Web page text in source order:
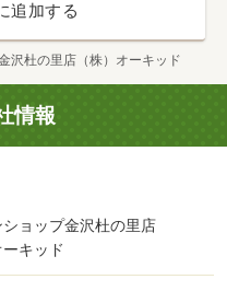
追加する
沢杜の里店（株）オーキッド
情報
ショップ金沢杜の里店
ーキッド